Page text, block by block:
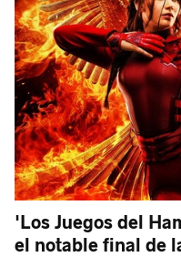
'Los Juegos del
el notable final de